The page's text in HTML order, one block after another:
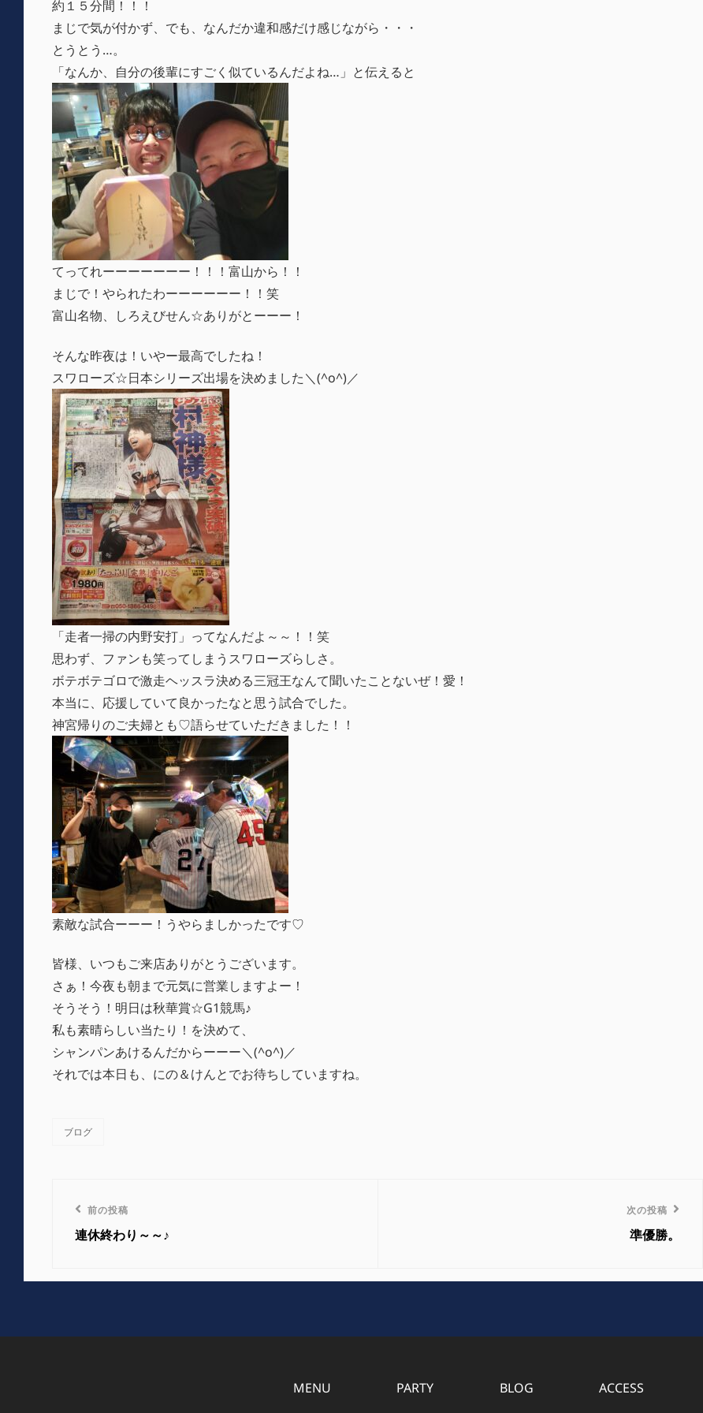
約１５分間！！！
まじで気が付かず、でも、なんだか違和感だけ感じながら・・・
とうとう…。
「なんか、自分の後輩にすごく似ているんだよね…」と伝えると
てってれーーーーーーー！！！富山から！！
まじで！やられたわーーーーーー！！笑
富山名物、しろえびせん☆ありがとーーー！
そんな昨夜は！いやー最高でしたね！
スワローズ☆日本シリーズ出場を決めました＼(^o^)／
「走者一掃の内野安打」ってなんだよ～～！！笑
思わず、ファンも笑ってしまうスワローズらしさ。
ボテボテゴロで激走ヘッスラ決める三冠王なんて聞いたことないぜ！愛！
本当に、応援していて良かったなと思う試合でした。
神宮帰りのご夫婦とも♡語らせていただきました！！
素敵な試合ーーー！うやらましかったです♡
皆様、いつもご来店ありがとうございます。
さぁ！今夜も朝まで元気に営業しますよー！
そうそう！明日は秋華賞☆G1競馬♪
私も素晴らしい当たり！を決めて、
シャンパンあけるんだからーーー＼(^o^)／
それでは本日も、にの＆けんとでお待ちしていますね。
ブログ
稿
ゲ
前
の
稿
前の投稿
連休終わり～～♪
稿
次の投稿
準優勝。
MENU PARTY BLOG ACCESS